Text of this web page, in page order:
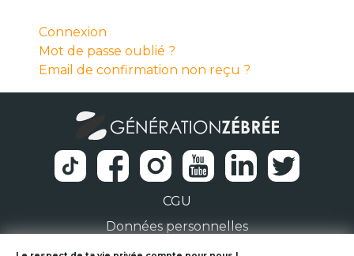
Connexion
Mot de passe oublié ?
Email de confirmation non reçu ?
CGU
Données personnelles